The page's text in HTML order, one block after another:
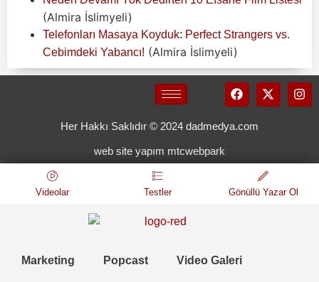
(Almira İslimyeli)
Telefonları Masaya Koyduk: Perfect Strangers vs.
Cebimdeki Yabancı! (Almira İslimyeli)
Her Hakkı Saklıdır © 2024 dadmedya.com
web site yapım mtcwebpark
Videolar Testler Gönüllü Yazar Ol
Marketing Popcast Video Galeri